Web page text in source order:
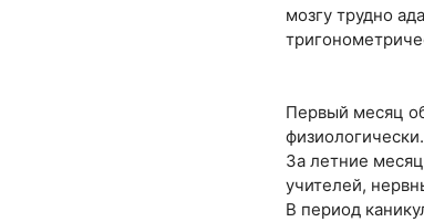
мозгу трудно
Первый месяц
За летние
учителей,
В период